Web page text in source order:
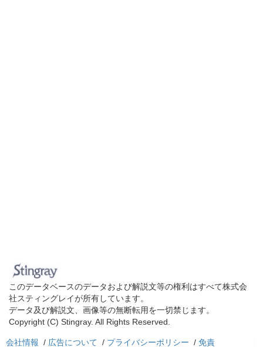
このデータベースのデータおよび解説文等の権利はすべて株式会
社スティングレイが所有しています。
データ及び解説文、画像等の無断転用を一切禁じます。
Copyright (C) Stingray. All Rights Reserved.
会社情報 / 広告について / プライバシーポリシー / 免責